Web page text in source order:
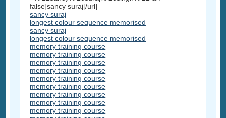
false]sancy suraj[/url]
sancy suraj
longest colour sequence memorised
sancy suraj
longest colour sequence memorised
memory training course
memory training course
memory training course
memory training course
memory training course
memory training course
memory training course
memory training course
memory training course